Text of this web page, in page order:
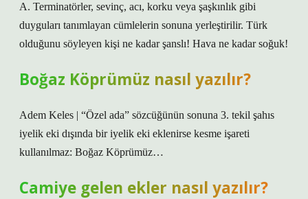
A. Terminatörler, sevinç, acı, korku veya şaşkınlık gibi
duyguları tanımlayan cümlelerin sonuna yerleştirilir. Türk
olduğunu söyleyen kişi ne kadar şanslı! Hava ne kadar soğuk!
Boğaz Köprümüz nasıl yazılır?
Adem Keles | “Özel ada” sözcüğünün sonuna 3. tekil şahıs
iyelik eki dışında bir iyelik eki eklenirse kesme işareti
kullanılmaz: Boğaz Köprümüz…
Camiye gelen ekler nasıl yazılır?